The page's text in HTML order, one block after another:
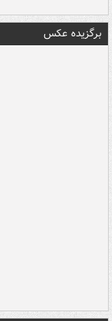
برگزیده عکس